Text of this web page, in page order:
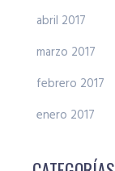
abril 2017
marzo 2017
febrero 2017
enero 2017